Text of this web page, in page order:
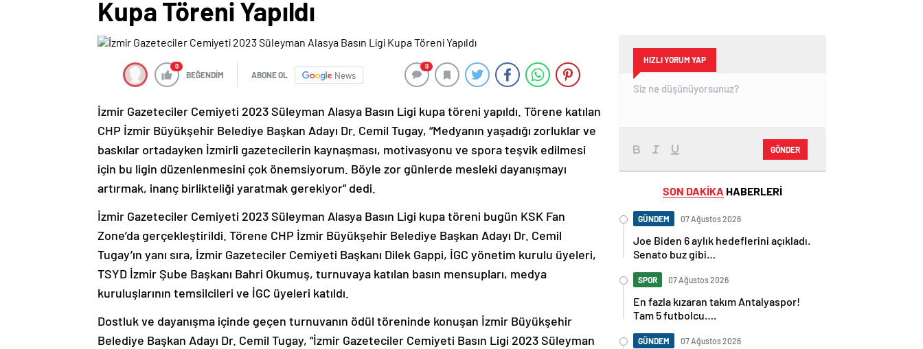
Kupa Töreni Yapıldı
0
BEĞENDİM ABONE OL News
0
İzmir Gazeteciler Cemiyeti 2023 Süleyman Alasya Basın Ligi kupa töreni yapıldı. Törene katılan
CHP İzmir Büyükşehir Belediye Başkan Adayı Dr. Cemil Tugay, “Medyanın yaşadığı zorluklar ve
baskılar ortadayken İzmirli gazetecilerin kaynaşması, motivasyonu ve spora teşvik edilmesi
için bu ligin düzenlenmesini çok önemsiyorum. Böyle zor günlerde mesleki dayanışmayı
artırmak, inanç birlikteliği yaratmak gerekiyor” dedi.
İzmir Gazeteciler Cemiyeti 2023 Süleyman Alasya Basın Ligi kupa töreni bugün KSK Fan
Zone’da gerçekleştirildi. Törene CHP İzmir Büyükşehir Belediye Başkan Adayı Dr. Cemil
Tugay’ın yanı sıra, İzmir Gazeteciler Cemiyeti Başkanı Dilek Gappi, İGC yönetim kurulu üyeleri,
TSYD İzmir Şube Başkanı Bahri Okumuş, turnuvaya katılan basın mensupları, medya
kuruluşlarının temsilcileri ve İGC üyeleri katıldı.
Dostluk ve dayanışma içinde geçen turnuvanın ödül töreninde konuşan İzmir Büyükşehir
Belediye Başkan Adayı Dr. Cemil Tugay, “İzmir Gazeteciler Cemiyeti Basın Ligi 2023 Süleyman
HIZLI YORUM YAP
GÖNDER
SON DAKİKA HABERLERİ
GÜNDEM 07 Ağustos 2026
Joe Biden 6 aylık hedeflerini açıkladı.
Senato buz gibi…
SPOR 07 Ağustos 2026
En fazla kızaran takım Antalyaspor!
Tam 5 futbolcu….
GÜNDEM 07 Ağustos 2026